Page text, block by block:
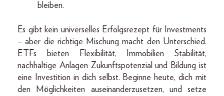
bleiben.
Es gibt kein universelles Erfolgsrezept für Investments
– aber die richtige Mischung macht den Unterschied.
ETFs bieten Flexibilität, Immobilien Stabilität,
nachhaltige Anlagen Zukunftspotenzial und Bildung ist
eine Investition in dich selbst. Beginne heute, dich mit
den Möglichkeiten auseinanderzusetzen, und setze